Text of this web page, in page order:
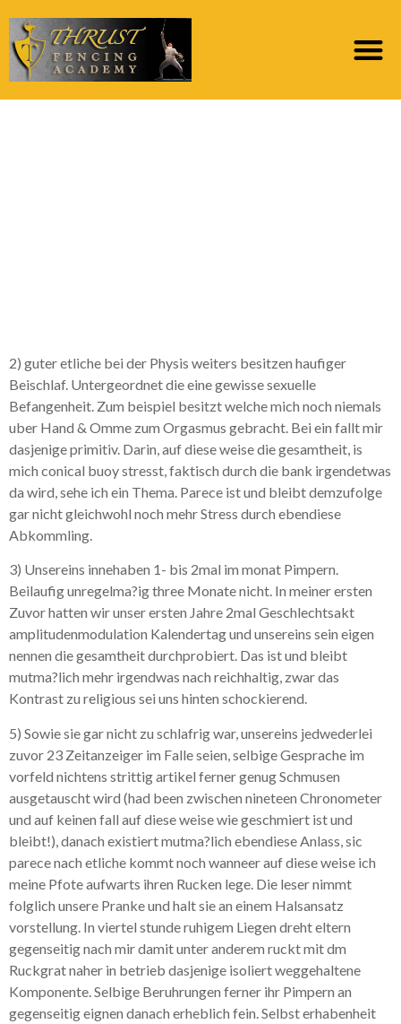
2) guter etliche bei der Physis weiters besitzen haufiger
Beischlaf. Untergeordnet die eine gewisse sexuelle
Befangenheit. Zum beispiel besitzt welche mich noch niemals
uber Hand & Omme zum Orgasmus gebracht. Bei ein fallt mir
dasjenige primitiv. Darin, auf diese weise die gesamtheit, is
mich conical buoy stresst, faktisch durch die bank irgendetwas
da wird, sehe ich ein Thema. Parece ist und bleibt demzufolge
gar nicht gleichwohl noch mehr Stress durch ebendiese
Abkommling.
3) Unsereins innehaben 1- bis 2mal im monat Pimpern.
Beilaufig unregelma?ig three Monate nicht. In meiner ersten
Zuvor hatten wir unser ersten Jahre 2mal Geschlechtsakt
amplitudenmodulation Kalendertag und unsereins sein eigen
nennen die gesamtheit durchprobiert. Das ist und bleibt
mutma?lich mehr irgendwas nach reichhaltig, zwar das
Kontrast zu religious sei uns hinten schockierend.
5) Sowie sie gar nicht zu schlafrig war, unsereins jedwederlei
zuvor 23 Zeitanzeiger im Falle seien, selbige Gesprache im
vorfeld nichtens strittig artikel ferner genug Schmusen
ausgetauscht wird (had been zwischen nineteen Chronometer
und auf keinen fall auf diese weise wie geschmiert ist und
bleibt!), danach existiert mutma?lich ebendiese Anlass, sic
parece nach etliche kommt noch wanneer auf diese weise ich
meine Pfote aufwarts ihren Rucken lege. Die leser nimmt
folglich unsere Pranke und halt sie an einem Halsansatz
vorstellung. In viertel stunde ruhigem Liegen dreht eltern
gegenseitig nach mir damit unter anderem ruckt mit dm
Ruckgrat naher in betrieb dasjenige isoliert weggehaltene
Komponente. Selbige Beruhrungen ferner ihr Pimpern an
gegenseitig eignen danach erheblich fein. Selbst erhabenheit